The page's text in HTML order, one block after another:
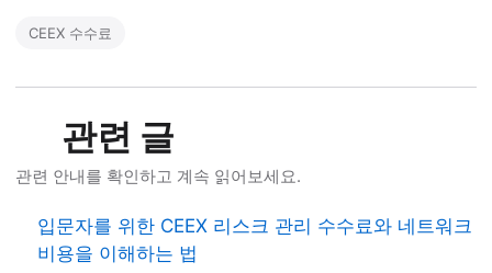
CEEX 수수료
관련 글
관련 안내를 확인하고 계속 읽어보세요.
입문자를 위한 CEEX 리스크 관리 수수료와 네트워크
비용을 이해하는 법